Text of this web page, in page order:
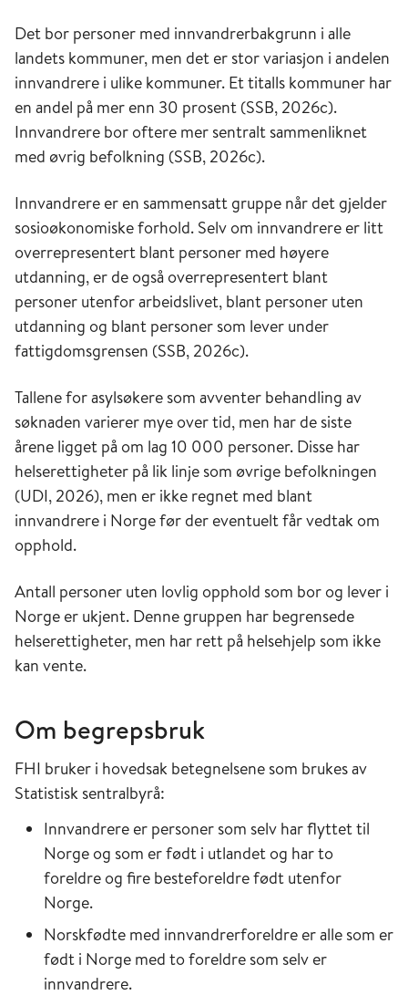
Det bor personer med innvandrerbakgrunn i alle
landets kommuner, men det er stor variasjon i andelen
innvandrere i ulike kommuner. Et titalls kommuner har
en andel på mer enn 30 prosent (SSB, 2026c).
Innvandrere bor oftere mer sentralt sammenliknet
med øvrig befolkning (SSB, 2026c).
Innvandrere er en sammensatt gruppe når det gjelder
sosioøkonomiske forhold. Selv om innvandrere er litt
overrepresentert blant personer med høyere
utdanning, er de også overrepresentert blant
personer utenfor arbeidslivet, blant personer uten
utdanning og blant personer som lever under
fattigdomsgrensen (SSB, 2026c).
Tallene for asylsøkere som avventer behandling av
søknaden varierer mye over tid, men har de siste
årene ligget på om lag 10 000 personer. Disse har
helserettigheter på lik linje som øvrige befolkningen
(UDI, 2026), men er ikke regnet med blant
innvandrere i Norge før der eventuelt får vedtak om
opphold.
Antall personer uten lovlig opphold som bor og lever i
Norge er ukjent. Denne gruppen har begrensede
helserettigheter, men har rett på helsehjelp som ikke
kan vente.
Om begrepsbruk
FHI bruker i hovedsak betegnelsene som brukes av
Statistisk sentralbyrå:
Innvandrere er personer som selv har flyttet til
Norge og som er født i utlandet og har to
foreldre og fire besteforeldre født utenfor
Norge.
Norskfødte med innvandrerforeldre er alle som er
født i Norge med to foreldre som selv er
innvandrere.